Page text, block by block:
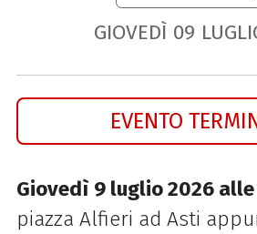
GIOVEDÌ 09
EVENTO
Giovedì 9 luglio 2026 alle
piazza Alfieri ad Asti